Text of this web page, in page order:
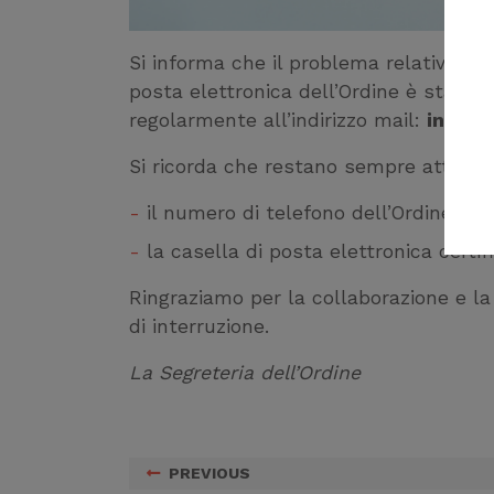
Si informa che il problema relativo ai
posta elettronica dell’Ordine è stato
regolarmente all’indirizzo mail:
Si ricorda che restano sempre attivi
il numero di telefono dell’Ordine: 010
la casella di posta elettronica
Ringraziamo per la collaborazione e
di interruzione.
La Segreteria dell’Ordine
PREVIOUS